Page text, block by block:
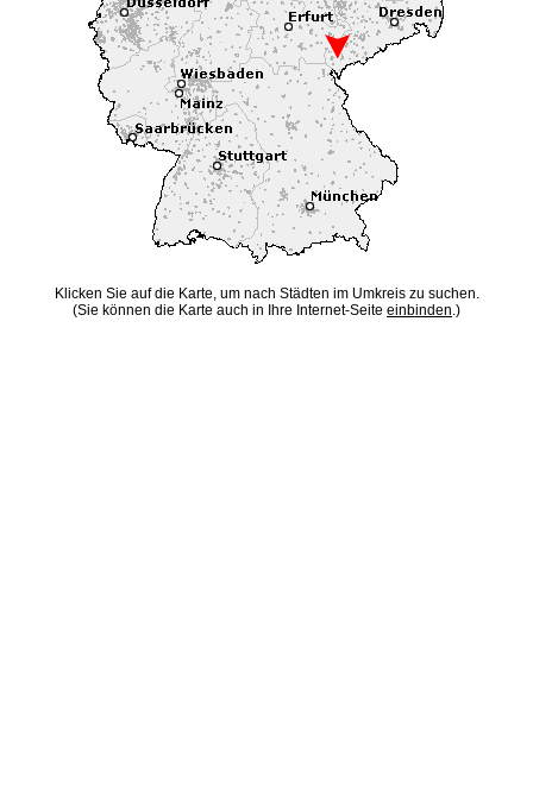
Klicken Sie auf die Karte, um nach Städten im Umkreis zu suchen.
(Sie können die Karte auch in Ihre Internet-Seite einbinden.)